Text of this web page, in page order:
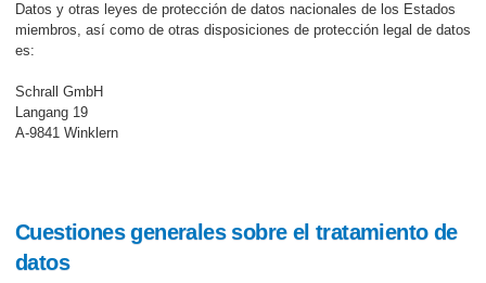
Datos y otras leyes de protección de datos nacionales de los Estados
miembros, así como de otras disposiciones de protección legal de datos
es:
Schrall GmbH
Langang 19
A-9841 Winklern
Cuestiones generales sobre el tratamiento de
datos